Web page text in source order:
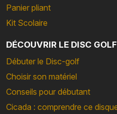
Panier pliant
Kit Scolaire
DÉCOUVRIR LE DISC GOLF
Débuter le Disc-golf
Choisir son matériel
Conseils pour débutant
Cicada : comprendre ce